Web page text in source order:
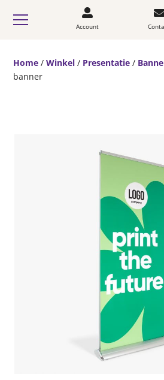
Account
Home /Winkel / Presentatie /
banner